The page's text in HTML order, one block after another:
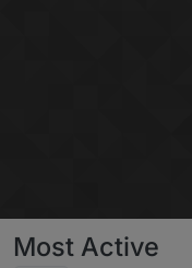
Most Active